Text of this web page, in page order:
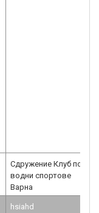
Сдружение Клуб по
водни спортове
Варна
hsiahd